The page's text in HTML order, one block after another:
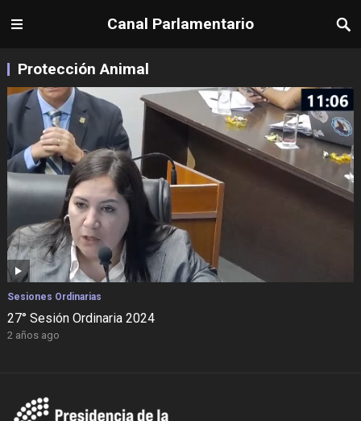
Canal Parlamentario
Protección Animal
Sesiones Ordinarias
27° Sesión Ordinaria 2024
2 años ago